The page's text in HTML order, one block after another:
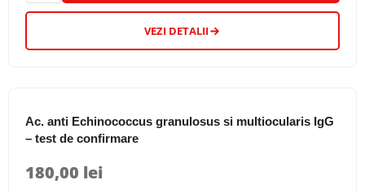
VEZI DETALII
Ac. anti Echinococcus granulosus si multiocularis IgG
– test de confirmare
180,00 lei